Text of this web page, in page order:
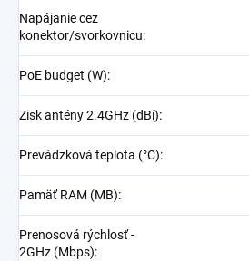
Napájanie cez
konektor/svorkovnicu:
PoE budget (W):
Zisk antény 2.4GHz (dBi):
Prevádzková teplota (°C):
Pamäť RAM (MB):
Prenosová rýchlosť -
2GHz (Mbps):